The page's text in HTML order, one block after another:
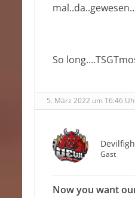
So
5. März 2022 um 16:46
Gast
Now you want